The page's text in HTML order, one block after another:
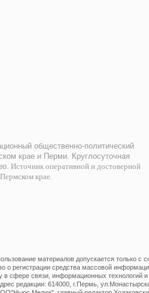
общественно-политический
крае и Перми. Круглосуточная
Источник оперативной и достоверной
крае.
материалов допускается только с
о регистрации средства массовой
в сфере связи, информационных технологий
редакции: 614000, г.Пермь,